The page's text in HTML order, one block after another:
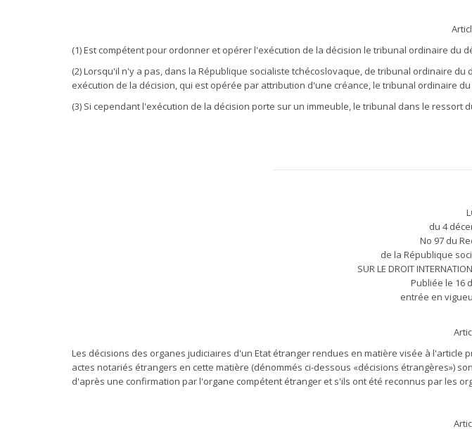
(1) Est compétent pour ordonner et opérer l'exécution de la décision le tribunal ordinaire du
(2) Lorsqu'il n'y a pas, dans la République socialiste tchécoslovaque, de tribunal ordinaire
exécution de la décision, qui est opérée par attribution d'une créance, le tribunal ordinaire
(3) Si cependant l'exécution de la décision porte sur un immeuble, le tribunal dans le ressort
du 4
No 97 du
de la République
SUR LE DROIT
Publiée le 16
entrée en
Les décisions des organes judiciaires d'un Etat étranger rendues en matière visée à
actes notariés étrangers en cette matière (dénommés ci-dessous «décisions étrangères»)
d'après une confirmation par l'organe compétent étranger et s'ils ont été reconnus par les